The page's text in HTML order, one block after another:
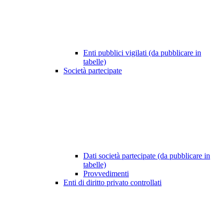
Enti pubblici vigilati (da pubblicare in
tabelle)
Società partecipate
Dati società partecipate (da pubblicare in
tabelle)
Provvedimenti
Enti di diritto privato controllati